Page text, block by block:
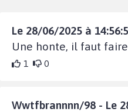
Le 28/06/2025 à
Une honte, il faut
1 0
Wwtfbrannnn/98 - Le